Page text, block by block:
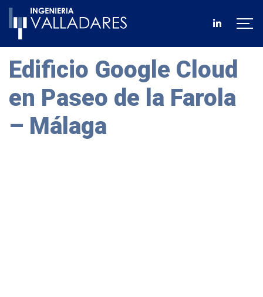
Edificio Google Cloud
en Paseo de la Farola
– Málaga